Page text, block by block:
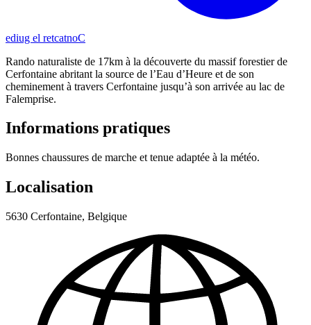
Contacter le guide
Rando naturaliste de 17km à la découverte du massif forestier de
Cerfontaine abritant la source de l’Eau d’Heure et de son
cheminement à travers Cerfontaine jusqu’à son arrivée au lac de
Falemprise.
Informations pratiques
Bonnes chaussures de marche et tenue adaptée à la météo.
Localisation
5630 Cerfontaine, Belgique